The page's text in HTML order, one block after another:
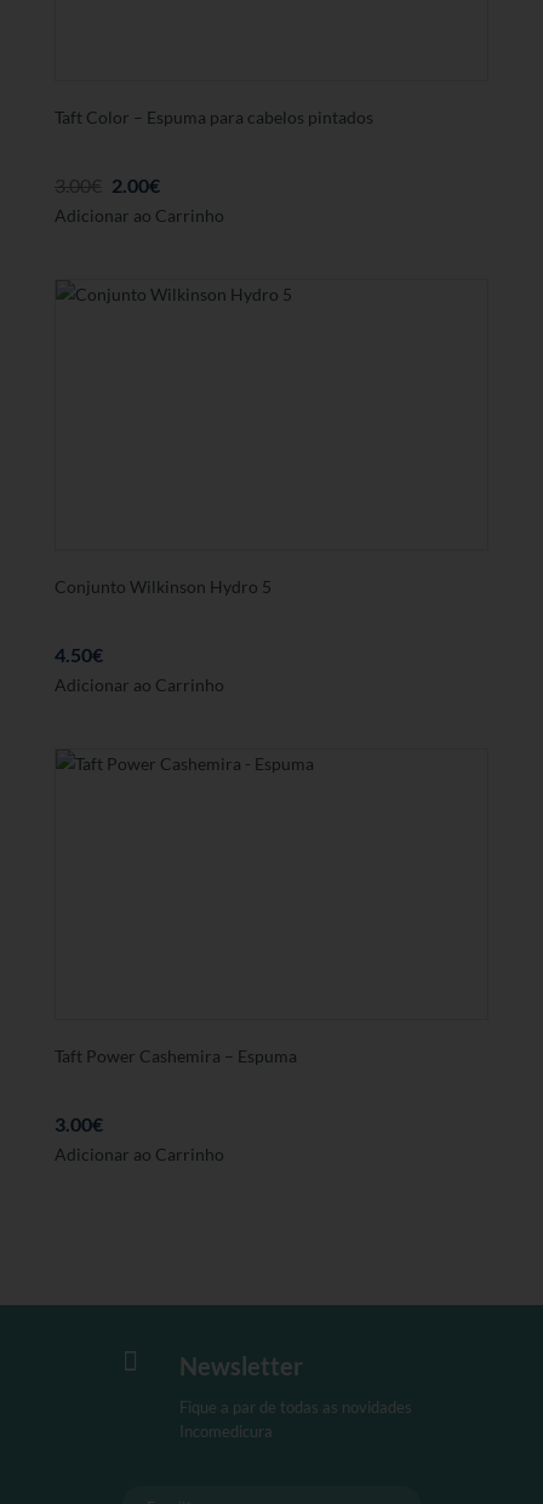
Taft Color – Espuma para cabelos pintados
3.00€ Preço
Original
2.00€Preço
atual
Adicionar ao Carrinho
Conjunto Wilkinson Hydro 5
4.50€
Adicionar ao Carrinho
Taft Power Cashemira – Espuma
3.00€
Adicionar ao Carrinho
 Newsletter
Fique a par de todas as novidades
Incomedicura